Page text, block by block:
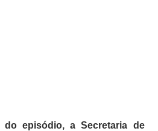
do episódio, a Secretaria de